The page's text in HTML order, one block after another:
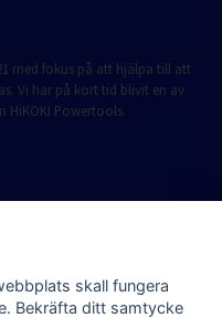
med fokus på att hjälpa till att
Vi har på kort tid blivit en av
HiKOKI Powertools.
skall fungera
Bekräfta ditt samtycke